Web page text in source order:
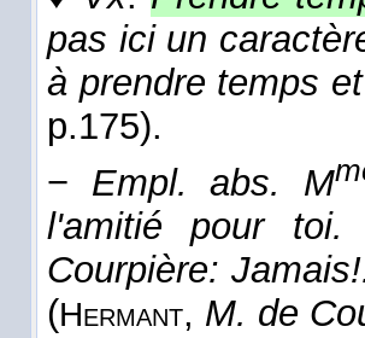
pas ici un
à prendre temps
p.175).
− Empl. abs. M
l'amitié pour
Courpière:
(Hermant, M. de